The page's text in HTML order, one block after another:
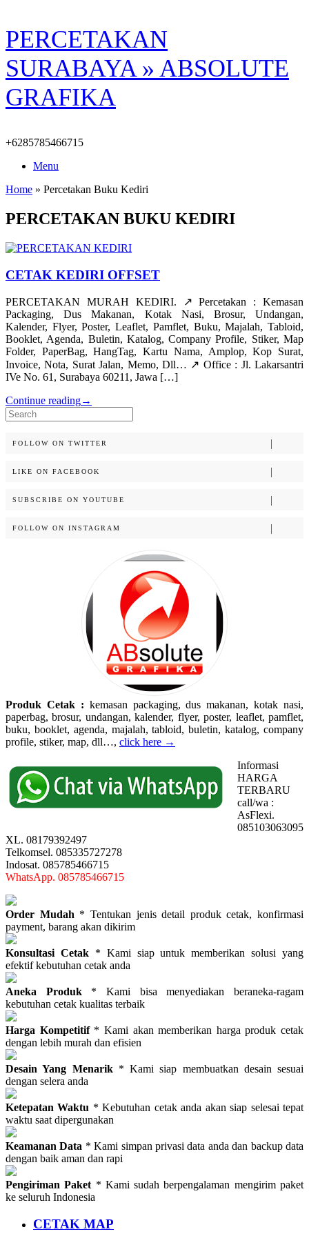
Skip
to
content
PERCETAKAN
SURABAYA » ABSOLUTE
GRAFIKA
+6285785466715
Menu
Home » Percetakan Buku Kediri
PERCETAKAN BUKU KEDIRI
CETAK KEDIRI OFFSET
PERCETAKAN MURAH KEDIRI. ↗️ Percetakan : Kemasan
Packaging, Dus Makanan, Kotak Nasi, Brosur, Undangan,
Kalender, Flyer, Poster, Leaflet, Pamflet, Buku, Majalah, Tabloid,
Booklet, Agenda, Buletin, Katalog, Company Profile, Stiker, Map
Folder, PaperBag, HangTag, Kartu Nama, Amplop, Kop Surat,
Invoice, Nota, Surat Jalan, Memo, Dll… ↗️ Office : Jl. Lakarsantri
IVe No. 61, Surabaya 60211, Jawa […]
Continue reading→
Search
for:
FOLLOW ON TWITTER
LIKE ON FACEBOOK
SUBSCRIBE ON YOUTUBE
FOLLOW ON INSTAGRAM
Produk Cetak : kemasan packaging, dus makanan, kotak nasi,
paperbag, brosur, undangan, kalender, flyer, poster, leaflet, pamflet,
buku, booklet, agenda, majalah, tabloid, buletin, katalog, company
profile, stiker, map, dll…, click here →
Informasi
HARGA
TERBARU
call/wa :
AsFlexi.
085103063095
XL. 08179392497
Telkomsel. 085335727278
Indosat. 085785466715
WhatsApp. 085785466715
Order Mudah * Tentukan jenis detail produk cetak, konfirmasi
payment, barang akan dikirim
Konsultasi Cetak* Kami siap untuk memberikan solusi yang
efektif kebutuhan cetak anda
Aneka Produk * Kami bisa menyediakan beraneka-ragam
kebutuhan cetak kualitas terbaik
Harga Kompetitif* Kami akan memberikan harga produk cetak
dengan lebih murah dan efisien
Desain Yang Menarik* Kami siap membuatkan desain sesuai
dengan selera anda
Ketepatan Waktu * Kebutuhan cetak anda akan siap selesai tepat
waktu saat dipergunakan
Keamanan Data * Kami simpan privasi data anda dan backup data
dengan baik aman dan rapi
Pengiriman Paket * Kami sudah berpengalaman mengirim paket
ke seluruh Indonesia
CETAK MAP